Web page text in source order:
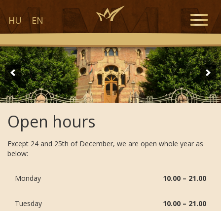
HU EN
Toggle
Open hours
Except 24 and 25th of December, we are open whole year as
below:
Monday 10.00 – 21.00
Tuesday 10.00 – 21.00